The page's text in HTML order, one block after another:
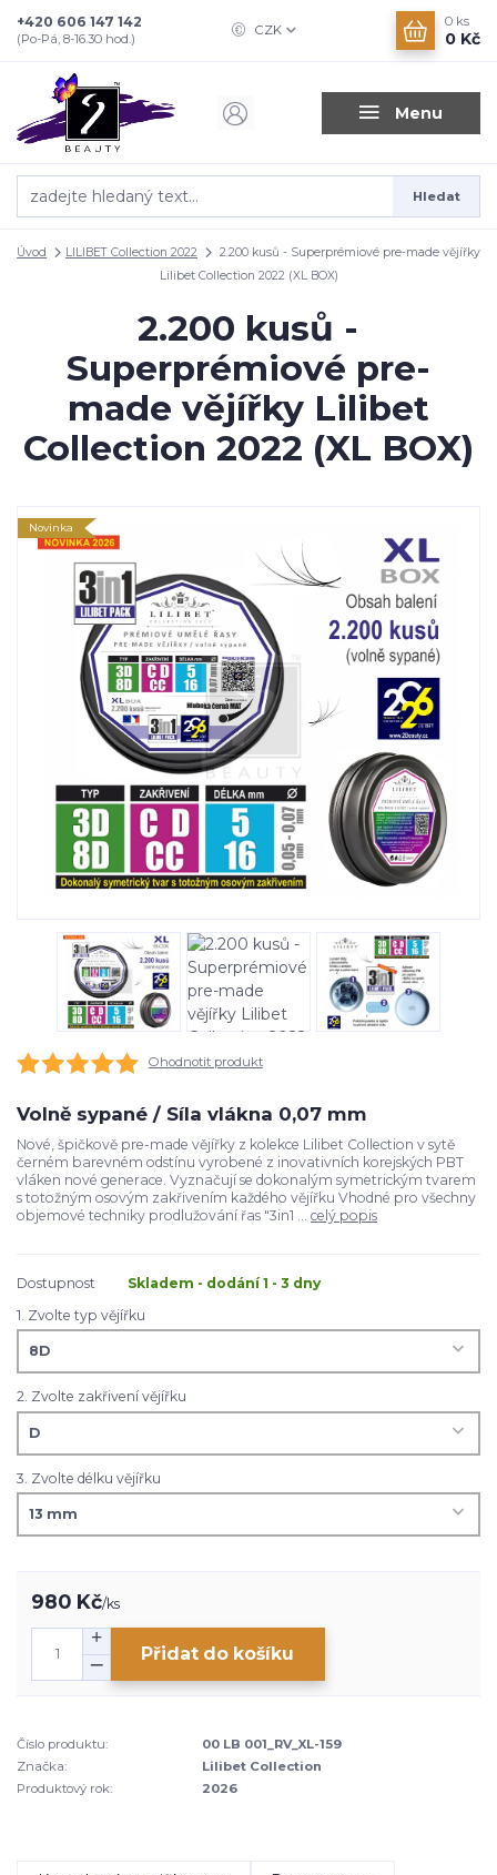
Menu
CZK
Hledat
+420 606 147 142
(Po-Pá, 8-16.30 hod.)
0 ks
0 Kč
Úvod LILIBET Collection 2022
2.200 kusů - Superprémiové pre-made vějířky
Lilibet Collection 2022 (XL BOX)
2.200 kusů -
Superprémiové pre-
made vějířky Lilibet
Collection 2022 (XL BOX)
Novinka
Ohodnotit produkt
Volně sypané / Síla vlákna 0,07 mm
Nové, špičkově pre-made vějířky z kolekce Lilibet Collection v sytě
černém barevném odstínu vyrobené z inovativních korejských PBT
vláken nové generace. Vyznačují se dokonalým symetrickým tvarem
s totožným osovým zakřivením každého vějířku Vhodné pro všechny
objemové techniky prodlužování řas "3in1 ... celý popis
Dostupnost
Skladem - dodání 1 - 3 dny
1. Zvolte typ vějířku
2. Zvolte zakřivení vějířku
3. Zvolte délku vějířku
980 Kč/ks
Přidat do košíku
Číslo produktu:
00 LB 001_RV_XL-159
Značka:
Lilibet Collection
Produktový rok:
2026